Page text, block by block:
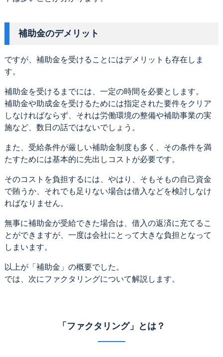
補助金のデメリット
ですが、補助金を受けることにはデメリットも存在しま
す。
補助金を受けるまでには、一定の時間を必要とします。
補助金や助成金を受けるためには指定された要件をクリア
しなければならず、それは労働環境の整備や補助事業の実
施など、数日の話ではないでしょう。
また、受給条件が厳しい補助金制度も多く、その条件を満
たすためには基本的に先出しコストが必要です。
そのコストを負担するには、やはり、そもそもの自己資金
で賄うか、それでも足りない場合は借入などを検討しなけ
ればなりません。
無事に補助金が受給できた場合は、借入の返済に充てるこ
とができますが、一度は会社にとって大きな負担となって
しまいます。
以上が「補助金」の概要でした。
では、次にファクタリングについて解説します。
「ファクタリング」とは？